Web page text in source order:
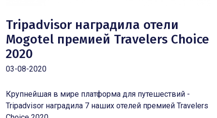
Tripadvisor наградила отели
Mogotel премией Travelers Choice
2020
03-08-2020
Крупнейшая в мире платформа для путешествий -
Tripadvisor наградила 7 наших отелей премией Travelers